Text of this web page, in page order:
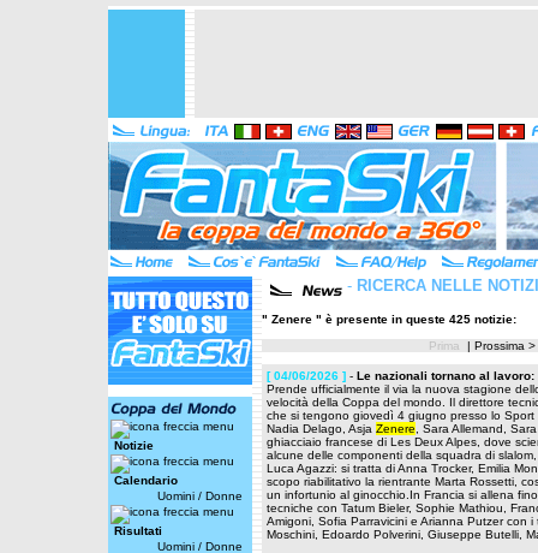
Notizie
Calendario
Uomini / Donne
Risultati
Uomini / Donne
- RICERCA NELLE
" Zenere " è presente in queste 425 notizie:
Prima | Prossima >
[ 04/06/2026 ] - Le nazionali tornano al
Prende ufficialmente il via la nuova stagione
velocità della Coppa del mondo. Il direttore
che si tengono giovedì 4 giugno presso lo
Nadia Delago, Asja Zenere , Sara Allemand,
ghiacciaio francese di Les Deux Alpes, dove
alcune delle componenti della squadra di
Luca Agazzi: si tratta di Anna Trocker, Emilia
scopo riabilitativo la rientrante Marta Rossetti,
un infortunio al ginocchio.In Francia si allena
tecniche con Tatum Bieler, Sophie Mathiou,
Amigoni, Sofia Parravicini e Arianna Putzer con
Moschini, Edoardo Polverini, Giuseppe Butelli,